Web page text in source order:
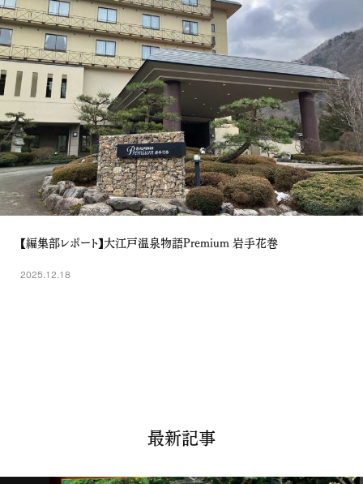
【編集部レポート】大江戸温泉物語Premium 岩手花巻
2025.12.18
最新記事